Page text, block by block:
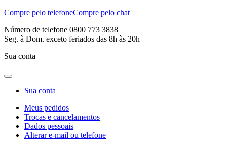
Compre pelo telefoneCompre pelo chat
Número de telefone 0800 773 3838
Seg. à Dom. exceto feriados das 8h às 20h
Sua conta
Sua conta
Meus pedidos
Trocas e cancelamentos
Dados pessoais
Alterar e-mail ou telefone